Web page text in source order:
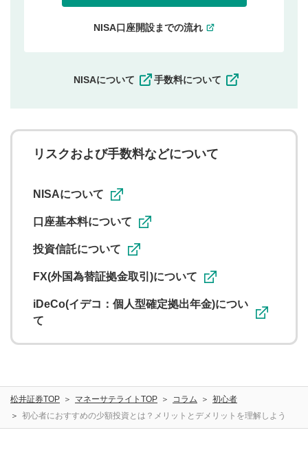
NISA口座開設までの流れ
NISAについて 手数料について
リスクおよび手数料などについて
NISAについて
口座基本料について
投資信託について
FX(外国為替証拠金取引)について
iDeCo(イデコ：個人型確定拠出年金)につい
て
松井証券TOP マネーサテライトTOP コラム
初心者
初心者におすすめの少額投資とは？メリットとデメリットを理解しよう